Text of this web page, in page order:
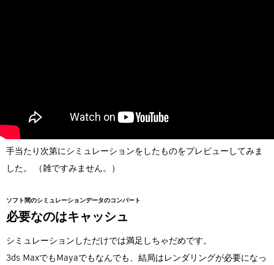
手当たり次第にシミュレーションをしたものをプレビューしてみま
した。 （雑ですみません。）
ソフト間のシミュレーションデータのコンバート
必要なのはキャッシュ
シミュレーションしただけでは満足しちゃだめです。
3ds MaxでもMayaでもなんでも、結局はレンダリングが必要になっ